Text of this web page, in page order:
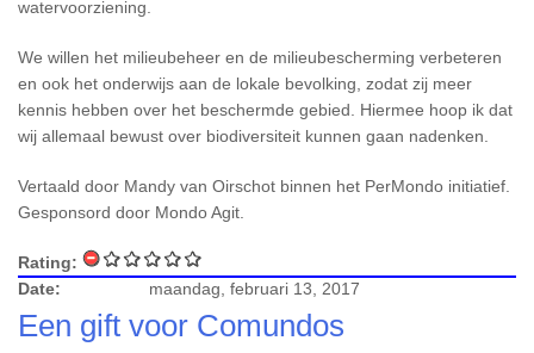
watervoorziening.
We willen het milieubeheer en de milieubescherming verbeteren
en ook het onderwijs aan de lokale bevolking, zodat zij meer
kennis hebben over het beschermde gebied. Hiermee hoop ik dat
wij allemaal bewust over biodiversiteit kunnen gaan nadenken.
Vertaald door Mandy van Oirschot binnen het PerMondo initiatief.
Gesponsord door Mondo Agit.
Rating:
Date:
maandag, februari 13, 2017
Een gift voor Comundos